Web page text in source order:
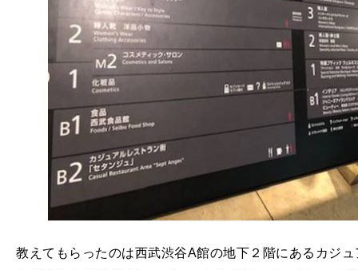
教えてもらったのは西武渋谷A館の地下２階にあるカジ